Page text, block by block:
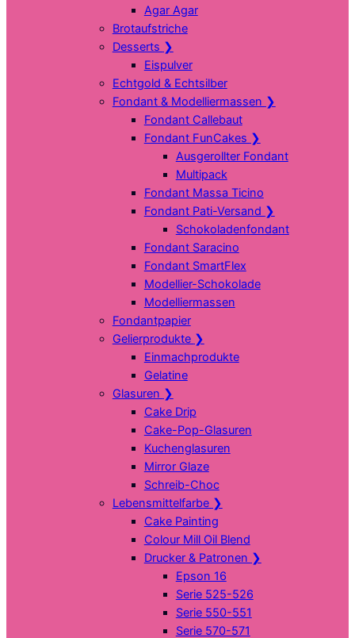
Agar Agar
Brotaufstriche
Desserts ❯
Eispulver
Echtgold & Echtsilber
Fondant & Modelliermassen ❯
Fondant Callebaut
Fondant FunCakes ❯
Ausgerollter Fondant
Multipack
Fondant Massa Ticino
Fondant Pati-Versand ❯
Schokoladenfondant
Fondant Saracino
Fondant SmartFlex
Modellier-Schokolade
Modelliermassen
Fondantpapier
Gelierprodukte ❯
Einmachprodukte
Gelatine
Glasuren ❯
Cake Drip
Cake-Pop-Glasuren
Kuchenglasuren
Mirror Glaze
Schreib-Choc
Lebensmittelfarbe ❯
Cake Painting
Colour Mill Oil Blend
Drucker & Patronen ❯
Epson 16
Serie 525-526
Serie 550-551
Serie 570-571